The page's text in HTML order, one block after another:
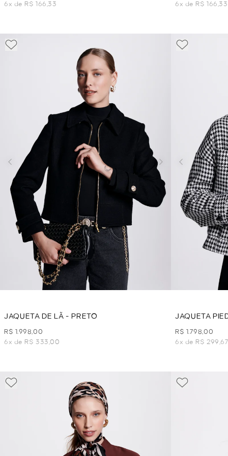
6x de R$ 166,33
6x de R$ 166,33
JAQUETA DE LÃ - PRETO
R$ 1.998,00
6x de R$ 333,00
JAQUETA
R$ 1.798,00
6x de R$ 299,67